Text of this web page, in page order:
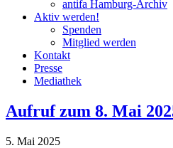
antifa Hamburg-Archiv
Aktiv werden!
Spenden
Mitglied werden
Kontakt
Presse
Mediathek
Aufruf zum 8. Mai
5. Mai 2025